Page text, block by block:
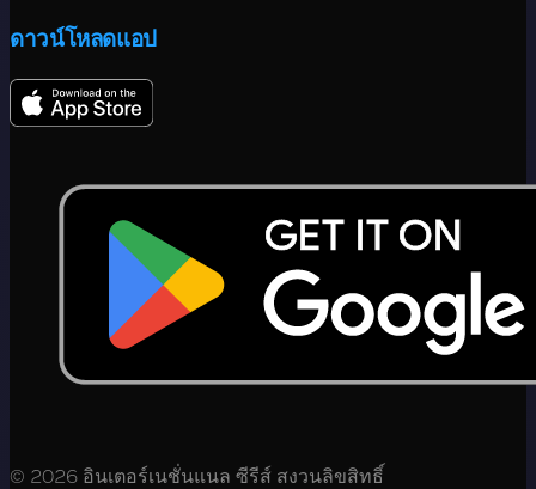
ดาวน์โหลดแอป
© 2026 อินเตอร์เนชั่นแนล ซีรีส์ สงวนลิขสิทธิ์